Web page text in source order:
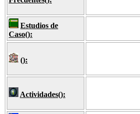
Estudios de
Caso():
():
Actividades():